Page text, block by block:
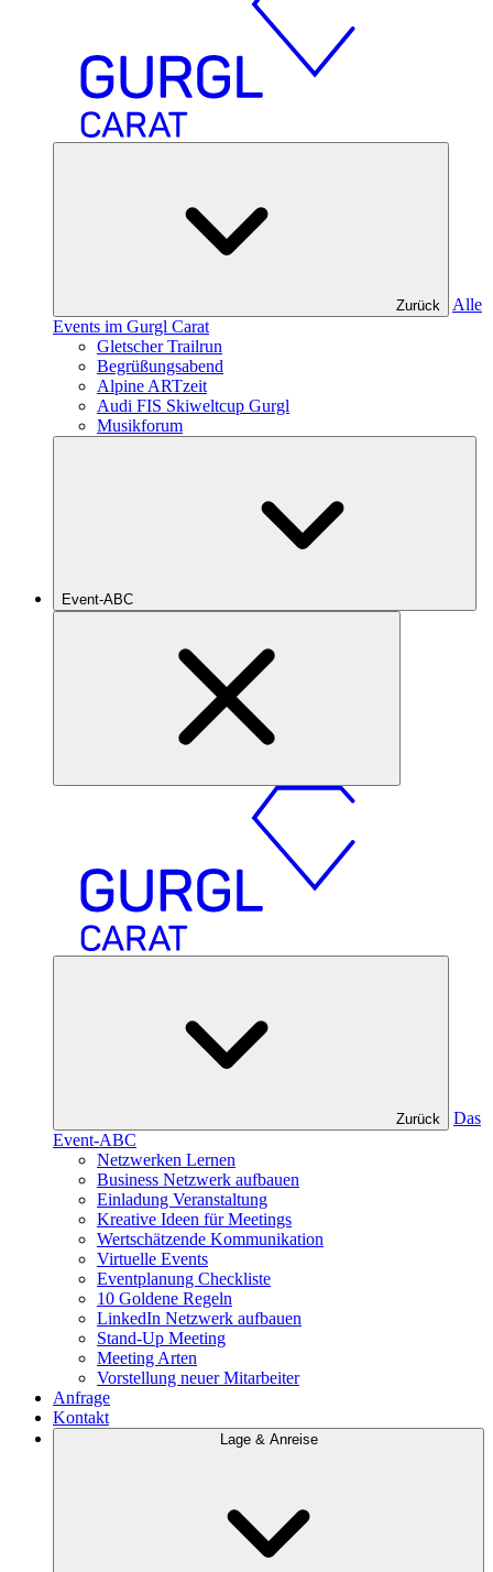
Zurück
Alle
Events im Gurgl Carat
Gletscher Trailrun
Begrüßungsabend
Alpine ARTzeit
Audi FIS Skiweltcup Gurgl
Musikforum
Event-ABC
Zurück
Das
Event-ABC
Netzwerken Lernen
Business Netzwerk aufbauen
Einladung Veranstaltung
Kreative Ideen für Meetings
Wertschätzende Kommunikation
Virtuelle Events
Eventplanung Checkliste
10 Goldene Regeln
LinkedIn Netzwerk aufbauen
Stand-Up Meeting
Meeting Arten
Vorstellung neuer Mitarbeiter
Anfrage
Kontakt
Lage & Anreise